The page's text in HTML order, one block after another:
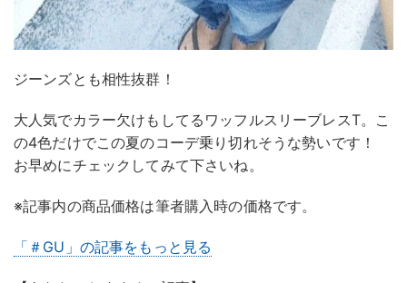
ジーンズとも相性抜群！
大人気でカラー欠けもしてるワッフルスリーブレスT。こ
の4色だけでこの夏のコーデ乗り切れそうな勢いです！
お早めにチェックしてみて下さいね。
※記事内の商品価格は筆者購入時の価格です。
「＃GU」の記事をもっと見る